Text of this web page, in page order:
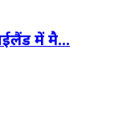
में मै...